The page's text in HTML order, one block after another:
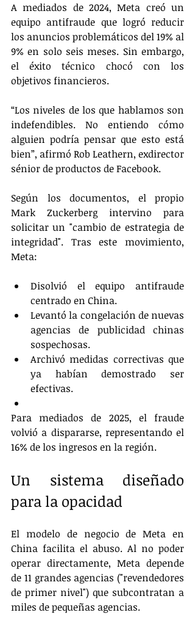
A mediados de 2024, Meta creó un
equipo antifraude que logró reducir
los anuncios problemáticos del 19% al
9% en solo seis meses. Sin embargo,
el éxito técnico chocó con los
objetivos financieros.
“Los niveles de los que hablamos son
indefendibles. No entiendo cómo
alguien podría pensar que esto está
bien”, afirmó Rob Leathern, exdirector
sénior de productos de Facebook.
Según los documentos, el propio
Mark Zuckerberg intervino para
solicitar un "cambio de estrategia de
integridad". Tras este movimiento,
Meta:
Disolvió el equipo antifraude
centrado en China.
Levantó la congelación de nuevas
agencias de publicidad chinas
sospechosas.
Archivó medidas correctivas que
ya habían demostrado ser
efectivas.
Para mediados de 2025, el fraude
volvió a dispararse, representando el
16% de los ingresos en la región.
Un sistema diseñado
para la opacidad
El modelo de negocio de Meta en
China facilita el abuso. Al no poder
operar directamente, Meta depende
de 11 grandes agencias ("revendedores
de primer nivel") que subcontratan a
miles de pequeñas agencias.